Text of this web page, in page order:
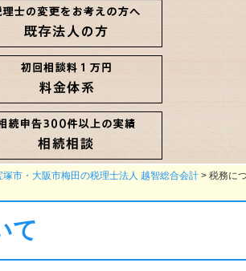
市・大阪市梅田の税理士法人 越智総合会計 > 税務に
て